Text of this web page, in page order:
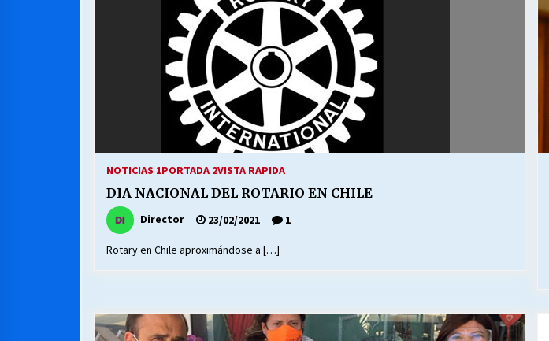
NOTICIAS 1PORTADA 2VISTA RAPIDA
DIA NACIONAL DEL ROTARIO EN CHILE
Director 23/02/2021 1
Rotary en Chile aproximándose a […]